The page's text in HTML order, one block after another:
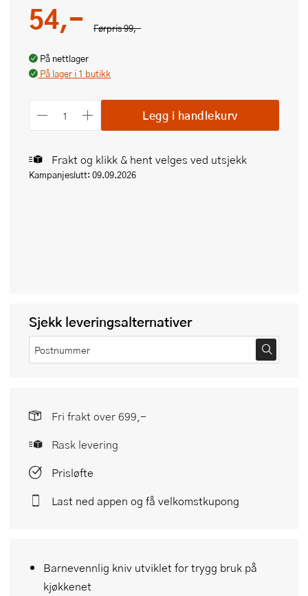
Førpris99,-
54,-
På nettlager
På lager i 1 butikk
Legg i handlekurv
Frakt og klikk & hent velges ved utsjekk
Kampanjeslutt: 09.09.2026
Barnevennlig kniv utviklet for trygg bruk på
kjøkkenet
Sjekk leveringsalternativer
Fri frakt over 699,-
Rask levering
Prisløfte
Last ned appen og få velkomstkupong